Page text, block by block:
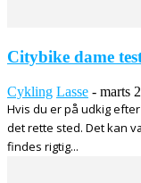
Citybike dame
Cykling Lasse - marts
Hvis du er på udkig
det rette sted. Det kan
findes rigtig...